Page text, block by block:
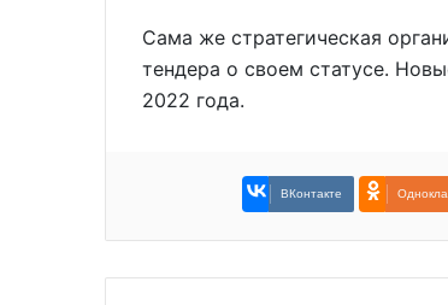
Сама же стратегическая
тендера о своем статусе.
2022 года.
ВКонтакте